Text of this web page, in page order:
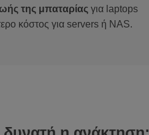
της μπαταρίας για laptops
κόστος για servers ή NAS.